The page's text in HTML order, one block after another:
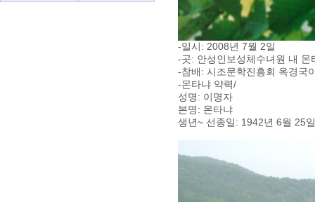
-일시: 2008년 7월 2일
-곳: 안성인보성체수녀원 내 몬
-참배: 시조문학진흥회 옥경국
-몬타냐 약력/
성명: 이명자
본명: 몬타냐
생년~ 선종일: 1942년 6월 25